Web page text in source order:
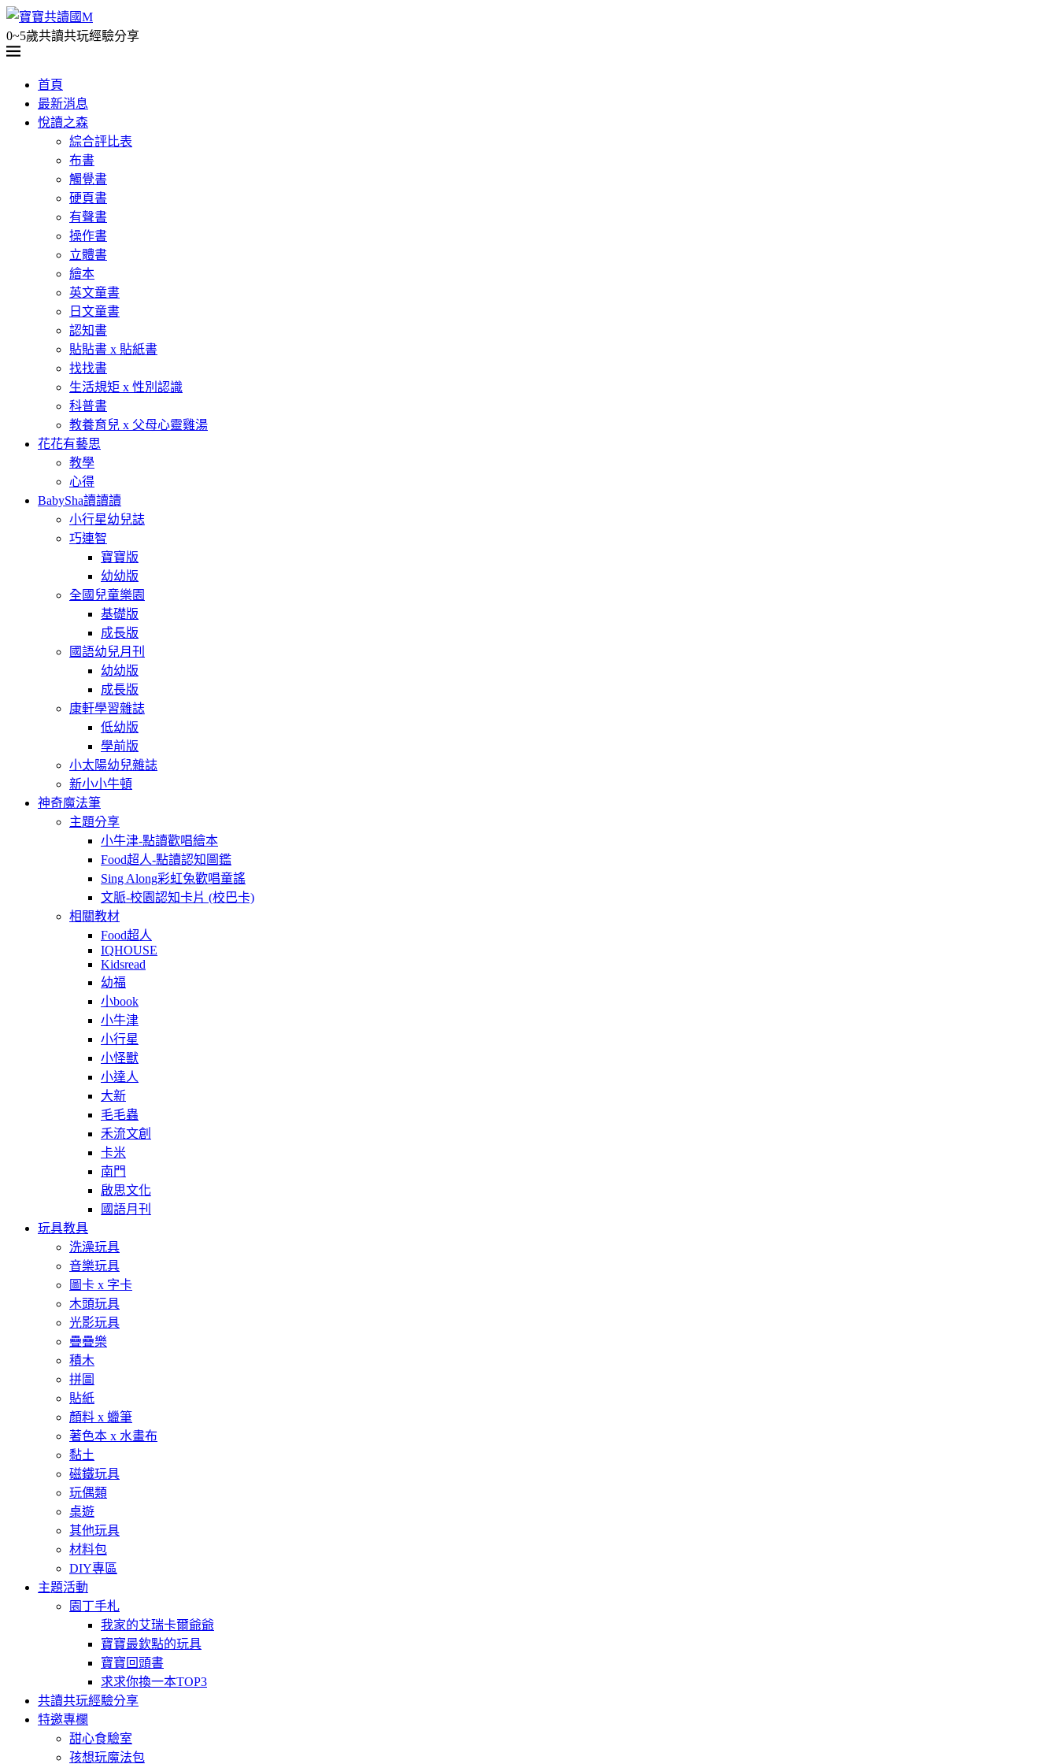
0~5歲共讀共玩經驗分享
首頁
最新消息
悅讀之森
綜合評比表
布書
觸覺書
硬頁書
有聲書
操作書
立體書
繪本
英文童書
日文童書
認知書
貼貼書 x 貼紙書
找找書
生活規矩 x 性別認識
科普書
教養育兒 x 父母心靈雞湯
花花有藝思
教學
心得
BabySha讀讀讀
小行星幼兒誌
巧連智
寶寶版
幼幼版
全國兒童樂園
基礎版
成長版
國語幼兒月刊
幼幼版
成長版
康軒學習雜誌
低幼版
學前版
小太陽幼兒雜誌
新小小牛頓
神奇魔法筆
主題分享
小牛津-點讀歡唱繪本
Food超人-點讀認知圖鑑
Sing Along彩虹兔歡唱童謠
文脈-校園認知卡片 (校巴卡)
相關教材
Food超人
IQHOUSE
Kidsread
幼福
小book
小牛津
小行星
小怪獸
小達人
大新
毛毛蟲
禾流文創
卡米
南門
啟思文化
國語月刊
玩具教具
洗澡玩具
音樂玩具
圖卡 x 字卡
木頭玩具
光影玩具
疊疊樂
積木
拼圖
貼紙
顏料 x 蠟筆
著色本 x 水畫布
黏土
磁鐵玩具
玩偶類
桌遊
其他玩具
材料包
DIY專區
主題活動
園丁手札
我家的艾瑞卡爾爺爺
寶寶最欽點的玩具
寶寶回頭書
求求你換一本TOP3
共讀共玩經驗分享
特邀專欄
甜心食驗室
孩想玩魔法包